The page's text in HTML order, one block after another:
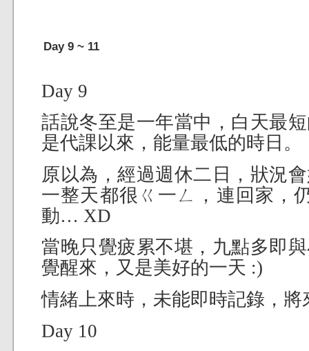
Day 9 ~ 11
Day 9
話說冬至是一年當中，白天最
是代課以來，能量最低的時日。
原以為，經過週休二日，狀況
一整天都很ㄍ一ㄥ，連回家，
動… XD
當晚只覺疲累不堪，九點多即
覺醒來，又是美好的一天 :)
情緒上來時，未能即時記錄，
Day 10